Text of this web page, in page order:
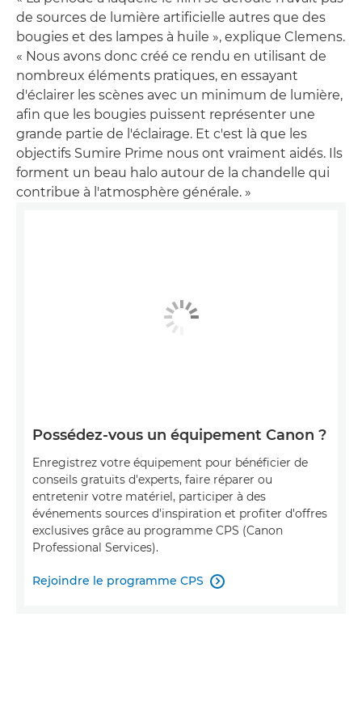
de sources de lumière artificielle autres que des
bougies et des lampes à huile », explique Clemens.
« Nous avons donc créé ce rendu en utilisant de
nombreux éléments pratiques, en essayant
d'éclairer les scènes avec un minimum de lumière,
afin que les bougies puissent représenter une
grande partie de l'éclairage. Et c'est là que les
objectifs Sumire Prime nous ont vraiment aidés. Ils
forment un beau halo autour de la chandelle qui
contribue à l'atmosphère générale. »
Possédez-vous un équipement Canon ?
Enregistrez votre équipement pour bénéficier de
conseils gratuits d'experts, faire réparer ou
entretenir votre matériel, participer à des
événements sources d'inspiration et profiter d'offres
exclusives grâce au programme CPS (Canon
Professional Services).
Rejoindre le programme CPS 